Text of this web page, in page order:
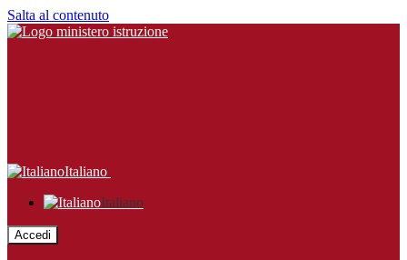
Salta al contenuto
Italiano
Italiano
Accedi